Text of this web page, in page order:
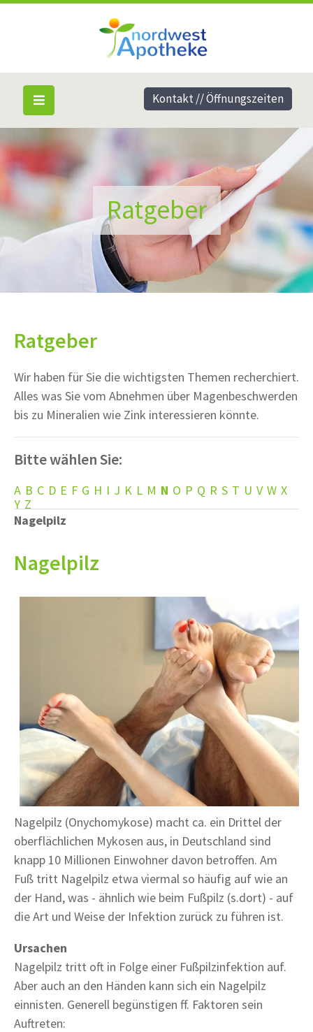
Ratgeber
Ratgeber
Wir haben für Sie die wichtigsten Themen recherchiert.
Alles was Sie vom Abnehmen über Magenbeschwerden
bis zu Mineralien wie Zink interessieren könnte.
Bitte wählen Sie:
A B C D E F G H I J K L M N O P Q R S T U V W X
Y Z
Nagelpilz
Nagelpilz
Nagelpilz (Onychomykose) macht ca. ein Drittel der
oberflächlichen Mykosen aus, in Deutschland sind
knapp 10 Millionen Einwohner davon betroffen. Am
Fuß tritt Nagelpilz etwa viermal so häufig auf wie an
der Hand, was - ähnlich wie beim Fußpilz (s.dort) - auf
die Art und Weise der Infektion zurück zu führen ist.
Ursachen
Nagelpilz tritt oft in Folge einer Fußpilzinfektion auf.
Aber auch an den Händen kann sich ein Nagelpilz
einnisten. Generell begünstigen ff. Faktoren sein
Auftreten:
Kontakt // Öffnungszeiten